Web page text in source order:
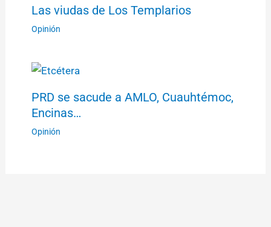
Las viudas de Los Templarios
Opinión
PRD se sacude a AMLO, Cuauhtémoc,
Encinas…
Opinión